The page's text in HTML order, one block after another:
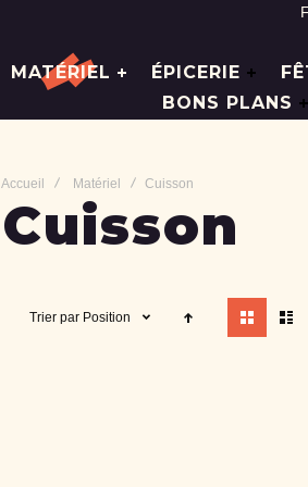
MATÉRIEL ÉPICERIE
BONS PLANS
Accueil Matériel Cuisson
Cuisson
Trier par Position
en